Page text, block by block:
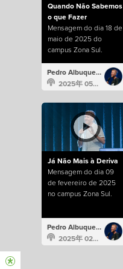
Quando Não Sabemos
o que Fazer
Mensagem do dia 18 de
maio de 2025 do
campus Zona Sul.
Pedro Albuquerque
2025年 05月 18日
Já Não Mais à Deriva
Mensagem do dia 09
de fevereiro de 2025
no campus Zona Sul.
Pedro Albuquerque
2025年 02月 9日